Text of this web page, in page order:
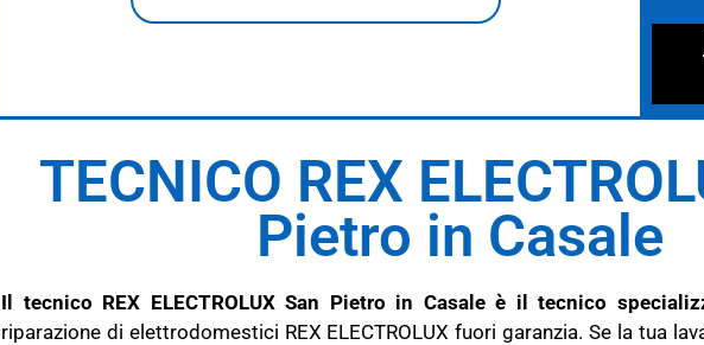
TECNICO REX
Pietro in Casale
Il tecnico REX ELECTROLUX San Pietro in Casale è il tecnico
riparazione di elettrodomestici REX ELECTROLUX fuori garanzia. Se la tua